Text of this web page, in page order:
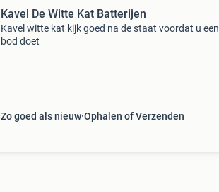
Kavel De Witte Kat Batterijen
Kavel witte kat kijk goed na de staat voordat u een
bod doet
Zo goed als nieuw Ophalen of Verzenden